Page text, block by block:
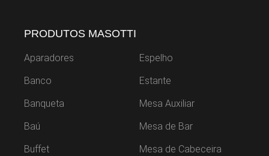
PRODUTOS MASOTTI
Aparadores
Banco
Banqueta
Baú
Buffet
Espelho
Estante
Mesa Auxiliar
Mesa de Bar
Mesa de Cabeceira